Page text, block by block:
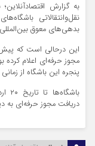
به گزارش
نقل‌وانتقالاتی
بدهی‌های معوق
این درحالی است که پیش
مجوز حرفه‌ای اعلام
پنجره این باشگاه از زمانی که در ۲۰ اسفندماه بسته شده،
دریافت مجوز حرفه‌ای به